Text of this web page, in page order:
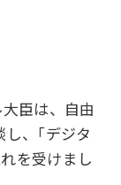
臣は、自由
、｢デジタ
を受けまし